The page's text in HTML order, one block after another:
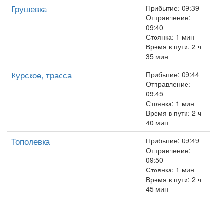
Грушевка
Прибытие: 09:39
Отправление:
09:40
Стоянка: 1 мин
Время в пути: 2 ч
35 мин
Курское, трасса
Прибытие: 09:44
Отправление:
09:45
Стоянка: 1 мин
Время в пути: 2 ч
40 мин
Тополевка
Прибытие: 09:49
Отправление:
09:50
Стоянка: 1 мин
Время в пути: 2 ч
45 мин